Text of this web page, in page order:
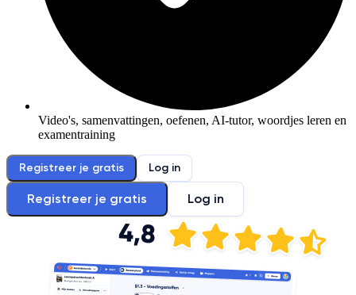
Video's, samenvattingen, oefenen, AI-tutor, woordjes leren en
examentraining
Registreer je gratis Log in
Registreer je gratis Log in